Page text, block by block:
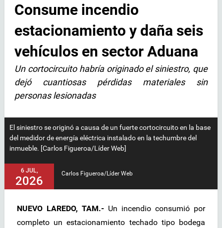
Consume incendio
estacionamiento y daña seis
vehículos en sector Aduana
Un cortocircuito habría originado el siniestro, que
dejó cuantiosas pérdidas materiales sin
personas lesionadas
El siniestro se originó a causa de un fuerte cortocircuito en la base
del medidor de energía eléctrica instalado en la techumbre del
inmueble. [Carlos Figueroa/Líder Web]
6 JUL,
2026
Carlos Figueroa/Líder Web
NUEVO LAREDO, TAM.- Un incendio consumió por
completo un estacionamiento techado tipo bodega